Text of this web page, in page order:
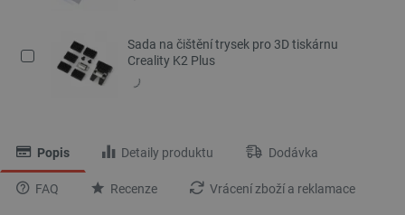
Sada na čištění trysek pro 3D tiskárnu
Creality K2 Plus
Popis Detaily produktu Dodávka
FAQ Recenze Vrácení zboží a reklamace